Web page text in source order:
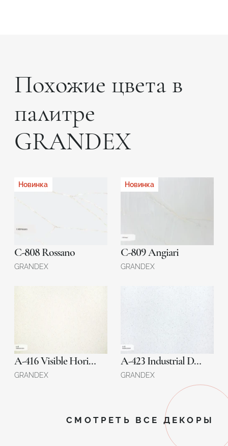
Похожие цвета в
палитре
GRANDEX
Новинка
C-808 Rossano
GRANDEX
Новинка
C-809 Angiari
GRANDEX
A-416 Visible Horizon
GRANDEX
A-423 Industrial Draft
GRANDEX
СМОТРЕТЬ ВСЕ ДЕКОРЫ